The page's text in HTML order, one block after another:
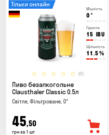
Міцність
0 °
Гіркота
15 IBU
Щільність
11.5 %
(0)
Тільки онлайн
Пиво безалкогольне
Clausthaler Classic 0.5л
Світле, Фільтроване, 0°
45,50
грн за 1 шт